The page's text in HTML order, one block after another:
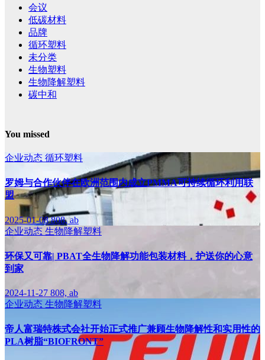
会议
低碳材料
品牌
循环塑料
未分类
生物塑料
生物降解塑料
碳中和
You missed
企业动态 循环塑料
罗姆与合作伙伴在欧洲范围内成立PMMA可持续循环利用联
盟
2025-01-08808, ab
企业动态 生物降解塑料
环保又可靠| PBAT全生物降解功能包装材料，护送你的心意
到家
2024-11-27 808, ab
企业动态 生物降解塑料
帝人富瑞特株式会社开始正式推广兼顾生物降解性和实用性的
PLA树脂“BIOFRONT”